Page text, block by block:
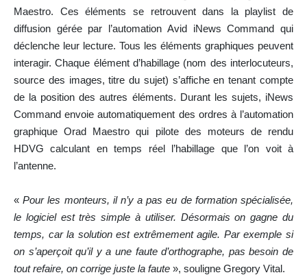
Maestro. Ces éléments se retrouvent dans la playlist de
diffusion gérée par l’automation Avid iNews Command qui
déclenche leur lecture. Tous les éléments graphiques peuvent
interagir. Chaque élément d’habillage (nom des interlocuteurs,
source des images, titre du sujet) s’affiche en tenant compte
de la position des autres éléments. Durant les sujets, iNews
Command envoie automatiquement des ordres à l’automation
graphique Orad Maestro qui pilote des moteurs de rendu
HDVG calculant en temps réel l’habillage que l’on voit à
l’antenne.
«Pour les monteurs, il n’y a pas eu de formation spécialisée,
le logiciel est très simple à utiliser. Désormais on gagne du
temps, car la solution est extrêmement agile. Par exemple si
on s’aperçoit qu’il y a une faute d’orthographe, pas besoin de
tout refaire, on corrige juste la faute », souligne Gregory Vital.